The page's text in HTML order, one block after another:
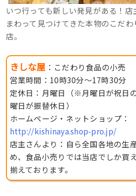
いつ行っても新しい発見がある！
まわって見つけてきた本物のこだ
店。
きしな屋 ：こだわり食品の小売
営業時間：10時30分〜17時30分
定休日：月曜日（※月曜日が祝日
曜日が振替休日）
ホームページ・ネットショップ：
http://kishinaya.shop-pro.jp/
店主さんより：自ら全国各地の生
め、食品小売りでは当店でしか買
揃えております。